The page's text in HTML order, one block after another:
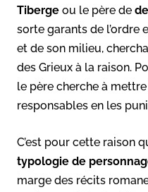
Tiberge ou le père de
sorte garants de l’ordre
et de son milieu,
des Grieux à la raison.
le père cherche à
responsables en les
C’est pour cette raison
typologie de
marge des récits